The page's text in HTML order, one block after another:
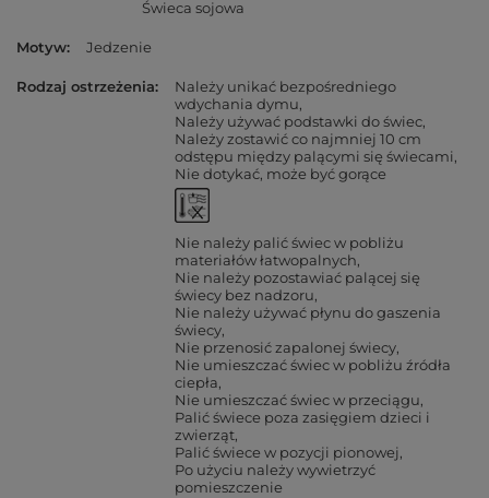
Świeca sojowa
Motyw Jedzenie
Rodzaj ostrzeżenia
Należy unikać bezpośredniego
wdychania dymu
Należy używać podstawki do świec
Należy zostawić co najmniej 10 cm
odstępu między palącymi się świecami
Nie dotykać, może być gorące
Nie należy palić świec w pobliżu
materiałów łatwopalnych
Nie należy pozostawiać palącej się
świecy bez nadzoru
Nie należy używać płynu do gaszenia
świecy
Nie przenosić zapalonej świecy
Nie umieszczać świec w pobliżu źródła
ciepła
Nie umieszczać świec w przeciągu
Palić świece poza zasięgiem dzieci i
zwierząt
Palić świece w pozycji pionowej
Po użyciu należy wywietrzyć
pomieszczenie